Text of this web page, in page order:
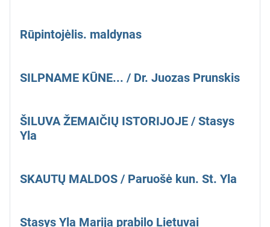
Rūpintojėlis. maldynas
SILPNAME KŪNE... / Dr. Juozas Prunskis
ŠILUVA ŽEMAIČIŲ ISTORIJOJE / Stasys
Yla
SKAUTŲ MALDOS / Paruošė kun. St. Yla
Stasys Yla Marija prabilo Lietuvai